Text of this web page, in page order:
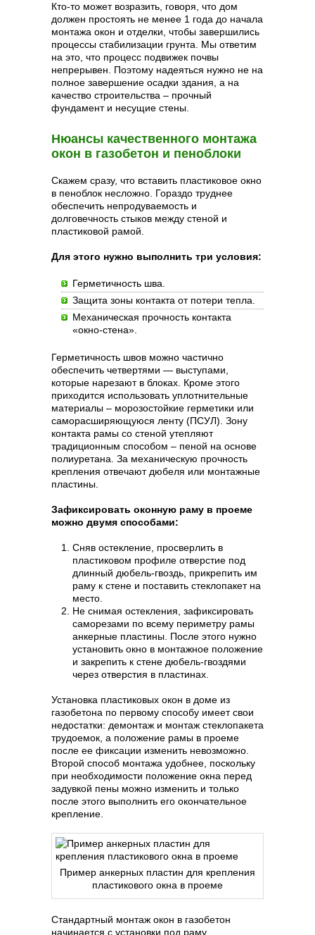
Кто-то может возразить, говоря, что дом
должен простоять не менее 1 года до начала
монтажа окон и отделки, чтобы завершились
процессы стабилизации грунта. Мы ответим
на это, что процесс подвижек почвы
непрерывен. Поэтому надеяться нужно не на
полное завершение осадки здания, а на
качество строительства – прочный
фундамент и несущие стены.
Нюансы качественного монтажа
окон в газобетон и пеноблоки
Скажем сразу, что вставить пластиковое окно
в пеноблок несложно. Гораздо труднее
обеспечить непродуваемость и
долговечность стыков между стеной и
пластиковой рамой.
Для этого нужно выполнить три условия:
Герметичность шва.
Защита зоны контакта от потери тепла.
Механическая прочность контакта
«окно-стена».
Герметичность швов можно частично
обеспечить четвертями — выступами,
которые нарезают в блоках. Кроме этого
приходится использовать уплотнительные
материалы – морозостойкие герметики или
саморасширяющуюся ленту (ПСУЛ). Зону
контакта рамы со стеной утепляют
традиционным способом – пеной на основе
полиуретана. За механическую прочность
крепления отвечают дюбеля или монтажные
пластины.
Зафиксировать оконную раму в проеме
можно двумя способами:
Сняв остекление, просверлить в
пластиковом профиле отверстие под
длинный дюбель-гвоздь, прикрепить им
раму к стене и поставить стеклопакет на
место.
Не снимая остекления, зафиксировать
саморезами по всему периметру рамы
анкерные пластины. После этого нужно
установить окно в монтажное положение
и закрепить к стене дюбель-гвоздями
через отверстия в пластинах.
Установка пластиковых окон в доме из
газобетона по первому способу имеет свои
недостатки: демонтаж и монтаж стеклопакета
трудоемок, а положение рамы в проеме
после ее фиксации изменить невозможно.
Второй способ монтажа удобнее, поскольку
при необходимости положение окна перед
задувкой пены можно изменить и только
после этого выполнить его окончательное
крепление.
Пример анкерных пластин для крепления
пластикового окна в проеме
Стандартный монтаж окон в газобетон
начинается с установки под раму